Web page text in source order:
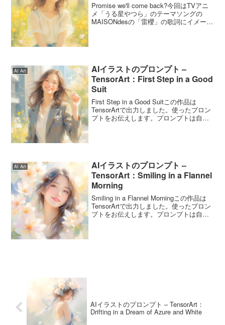
Promise we'll come back?今回はTVアニ
メ「うる星やつら」のテーマソングの
MAISONdesの「雷櫻」の歌詞にイメージ
AI Art
AIイラストのプロンプト –
TensorArt：First Step in a Good
Suit
First Step in a Good Suitこの作品は
TensorArtで出力しました。使ったプロン
プトをお伝えします。プロンプトは自由
AI Art
AIイラストのプロンプト –
TensorArt：Smiling in a Flannel
Morning
Smiling in a Flannel Morningこの作品は
TensorArtで出力しました。使ったプロン
プトをお伝えします。プロンプトは自由
AIイラストのプロンプト – TensorArt：
Drifting in a Dream of Azure and White